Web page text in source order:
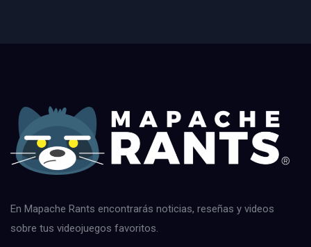
En Mapache Rants encontrarás noticias, reseñas y videos
sobre tus videojuegos favoritos.